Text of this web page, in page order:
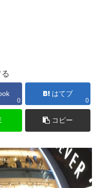
0
はてブ
0
コピー